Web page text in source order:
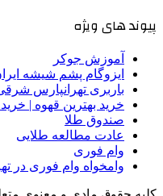
پیوند های ویژه
آموزش جوکر
ایزوگام پشم شیشه
باربری تهرانپارس
خرید بهترین قهوه |
صندوق طلا
عادت مطالعه طلایی
وام فوری
وامخواه وام فوری در